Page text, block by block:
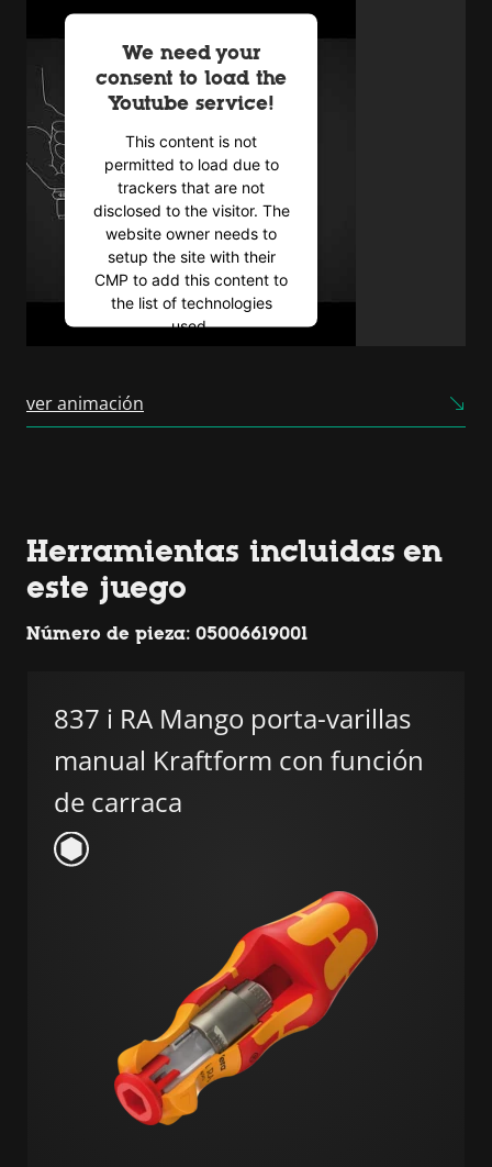
We need your
consent to load the
Youtube service!
This content is not
permitted to load due to
trackers that are not
disclosed to the visitor. The
website owner needs to
setup the site with their
CMP to add this content to
the list of technologies
used.
Consent Management
ver animación
Herramientas incluidas en
este juego
Número de pieza: 05006619001
837 i RA Mango porta-varillas
manual Kraftform con función
de carraca